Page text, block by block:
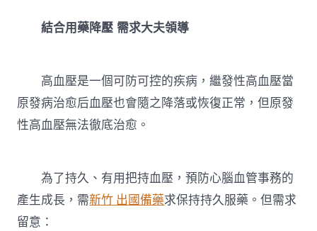
結合用藥降壓 需求大夫領導
高血壓是一個可防可控的疾病，繼發性高血壓當
原發病治愈后血壓也會隨之降落或恢復正常，但原發
性高血壓無法徹底治愈。
為了持久、有用把持血壓，預防心腦血管事務的
產生成長，需新竹 出國備藥求保持持久服藥。但需求
留意：